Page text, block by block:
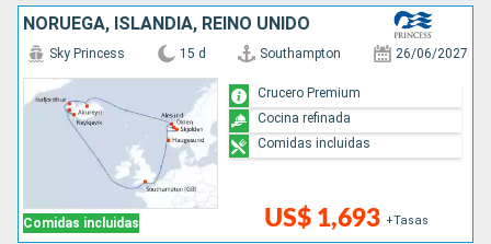
NORUEGA, ISLANDIA, REINO UNIDO
Comidas incluidas
Sky Princess 15 d Southampton 26/06/2027
US$ 1,693 +Tasas
Crucero Premium
Cocina refinada
Comidas incluidas